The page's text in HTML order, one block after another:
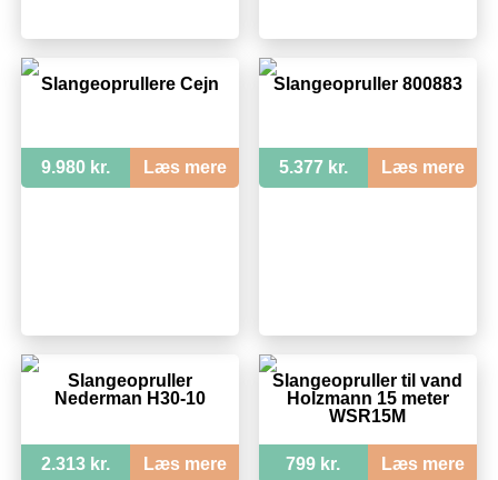
Slangeoprullere Cejn
9.980 kr. Læs mere
Slangeopruller 800883
5.377 kr. Læs mere
Slangeopruller
Nederman H30-10
2.313 kr. Læs mere
Slangeopruller til vand
Holzmann 15 meter
WSR15M
799 kr. Læs mere